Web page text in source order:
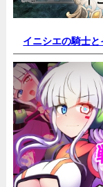
イニシエの騎士